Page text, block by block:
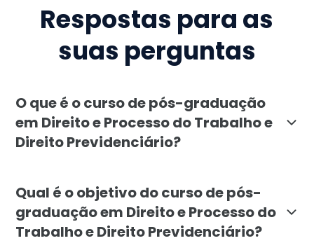
Respostas para as
suas perguntas
O que é o curso de pós-graduação
em Direito e Processo do Trabalho e
Direito Previdenciário?
Qual é o objetivo do curso de pós-
graduação em Direito e Processo do
Trabalho e Direito Previdenciário?